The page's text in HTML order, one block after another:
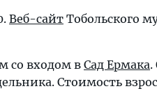
Веб-сайт Тобольского
со входом вСад Ермака.
Стоимость